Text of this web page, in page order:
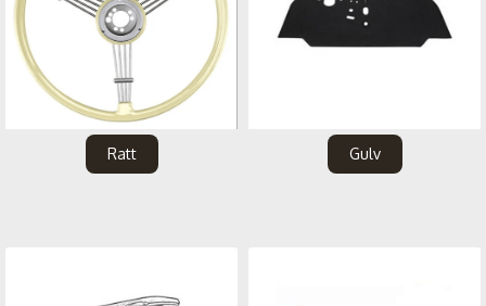
Ratt Gulv